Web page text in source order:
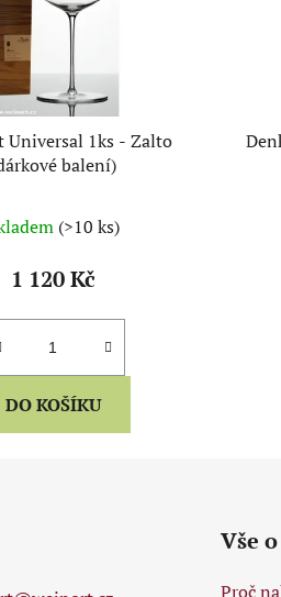
Universal 1ks - Zalto
balení)
(>10 ks)
1 120 Kč
DO KOŠÍKU
Vše
Proč